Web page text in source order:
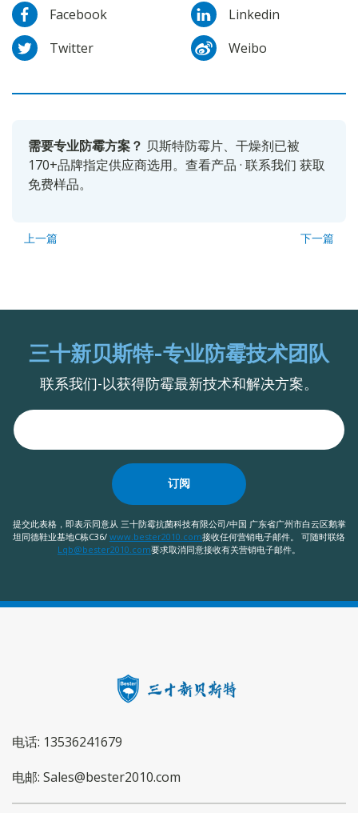
Facebook
Linkedin
Twitter
Weibo
需要专业防霉方案？ 贝斯特防霉片、干燥剂已被
170+品牌指定供应商选用。 查看产品 · 联系我们 获取
免费样品。
上一篇 下一篇
三十新贝斯特-专业防霉技术团队
联系我们-以获得防霉最新技术和解决方案。
订阅
提交此表格，即表示同意从 三十防霉抗菌科技有限公司/中国 广东省广州市白云区鹅掌
坦同德鞋业基地C栋C36/ www.bester2010.com接收任何营销电子邮件。 可随时联络
Lqb@bester2010.com要求取消同意接收有关营销电子邮件。
电话: 13536241679
电邮: Sales@bester2010.com